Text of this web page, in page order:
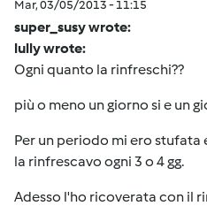
Mar, 03/05/2013 - 11:15
super_susy wrote:
lully wrote:
Ogni quanto la rinfreschi??
più o meno un giorno si e un
Per un periodo mi ero stufata
la rinfrescavo ogni 3 o 4 gg.
Adesso l'ho ricoverata con il